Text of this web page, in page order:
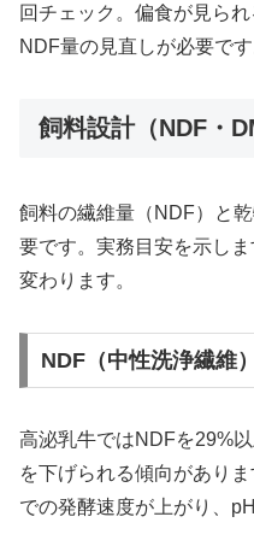
回チェック。偏食が見ら
NDF量の見直しが必要です
飼料設計（NDF・
飼料の繊維量（NDF）と
要です。実務目安を示し
変わります。
NDF（中性洗浄繊維）
高泌乳牛ではNDFを29%
を下げられる傾向があり
での発酵速度が上がり、